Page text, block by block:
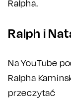
Ralpha.
Ralph i
Na YouTube
Ralpha
przeczytać